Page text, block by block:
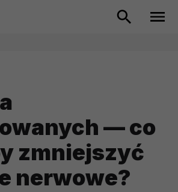
— co
zmniejszyć
nerwowe?